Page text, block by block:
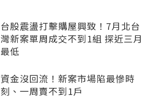
台股震盪打擊購屋興致！7月北台
灣新案單周成交不到1組 探近三月
最低
資金沒回流！新案市場陷最慘時
刻、一周賣不到1戶